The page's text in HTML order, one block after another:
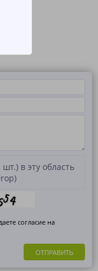
в эту область
согласие на
ОТПРАВИТЬ